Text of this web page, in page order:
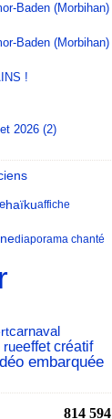
Baden (Morbihan)
Baden (Morbihan)
!
2026 (2)
haïkuaffiche
diaporama chanté
carnaval
rueeffet créatif
embarquée
814 594